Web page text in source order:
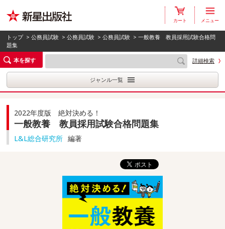
カート メニュー
トップ >公務員試験 >公務員試験 >公務員試験 > 一般教養 教員採用試験合格問
題集
本を探す
詳細検索
ジャンル一覧
2022年度版 絶対決める！
一般教養 教員採用試験合格問題集
L&L総合研究所 編著